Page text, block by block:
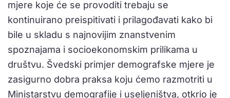
mjere koje će se provoditi trebaju se
kontinuirano preispitivati i prilagođavati kako bi
bile u skladu s najnovijim znanstvenim
spoznajama i socioekonomskim prilikama u
društvu. Švedski primjer demografske mjere je
zasigurno dobra praksa koju ćemo razmotriti u
Ministarstvu demografije i useljeništva, otkrio je